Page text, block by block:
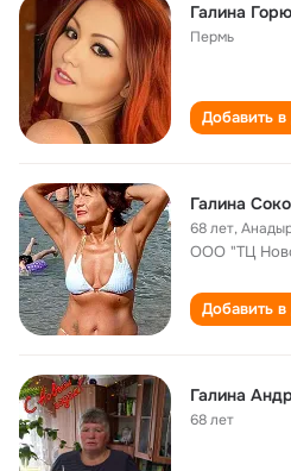
Галина
Пермь
Добавить в
Галина
68 лет,
ООО "ТЦ
Добавить в
Галина
68 лет